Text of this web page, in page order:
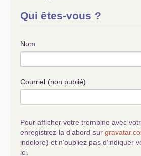
Qui êtes-vous ?
Nom
Courriel (non publié)
Pour afficher votre trombine avec
enregistrez-la d’abord sur
indolore) et n’oubliez pas d’indiquer
ici.